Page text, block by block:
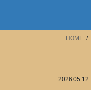
HOME
2026.05.12.